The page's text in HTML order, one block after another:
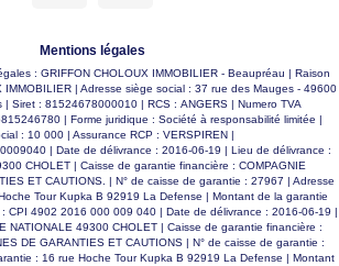
Mentions légales
: GRIFFON CHOLOUX IMMOBILIER - Beaupréau | Raison
IMMOBILIER | Adresse siège social : 37 rue des Mauges - 49600
| Siret : 81524678000010 | RCS : ANGERS | Numero TVA
| Forme juridique : Société à responsabilité limitée |
: 10 000 | Assurance RCP : VERSPIREN |
| Date de délivrance : 2016-06-19 | Lieu de délivrance :
CHOLET | Caisse de garantie financière : COMPAGNIE
ET CAUTIONS. | N° de caisse de garantie : 27967 | Adresse
Tour Kupka B 92919 La Defense | Montant de la garantie
CPI 4902 2016 000 009 040 | Date de délivrance : 2016-06-19 |
NATIONALE 49300 CHOLET | Caisse de garantie financière :
DE GARANTIES ET CAUTIONS | N° de caisse de garantie :
: 16 rue Hoche Tour Kupka B 92919 La Defense | Montant